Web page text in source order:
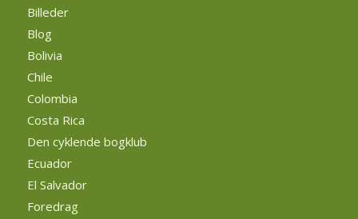
Billeder
Blog
Bolivia
Chile
Colombia
Costa Rica
Den cyklende bogklub
Ecuador
El Salvador
Foredrag